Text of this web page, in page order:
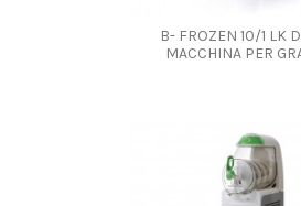
B- FROZEN 10/1 LK
MACCHINA PER